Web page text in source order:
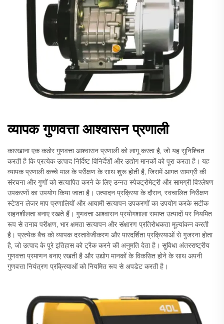
व्यापक गुणवत्ता आश्वासन प्रणाली
कारखाना एक कठोर गुणवत्ता आश्वासन प्रणाली को लागू करता है, जो यह सुनिश्चित
करती है कि प्रत्येक उत्पाद निर्दिष्ट विनिर्देशों और उद्योग मानकों को पूरा करता है। यह
व्यापक प्रणाली कच्चे माल के परीक्षण के साथ शुरू होती है, जिसमें आगत सामग्री की
संरचना और गुणों को सत्यापित करने के लिए उन्नत स्पेक्ट्रोमेट्री और सामग्री विश्लेषण
उपकरणों का उपयोग किया जाता है। उत्पादन प्रक्रिया के दौरान, स्वचालित निरीक्षण
स्टेशन लेजर माप प्रणालियों और आयामी सत्यापन उपकरणों का उपयोग करके सटीक
सहनशीलता बनाए रखते हैं। गुणवत्ता आश्वासन प्रयोगशाला समाप्त उत्पादों पर नियमित
रूप से तनाव परीक्षण, भार क्षमता सत्यापन और संक्षारण प्रतिरोधकता मूल्यांकन करती
है। प्रत्येक बैच को व्यापक दस्तावेजीकरण और पारदर्शिता प्रक्रियाओं से गुजरना होता
है, जो उत्पाद के पूरे इतिहास को ट्रैक करने की अनुमति देता है। सुविधा अंतरराष्ट्रीय
गुणवत्ता प्रमाणन बनाए रखती है और उद्योग मानकों के विकसित होने के साथ अपनी
गुणवत्ता नियंत्रण प्रक्रियाओं को नियमित रूप से अपडेट करती है।